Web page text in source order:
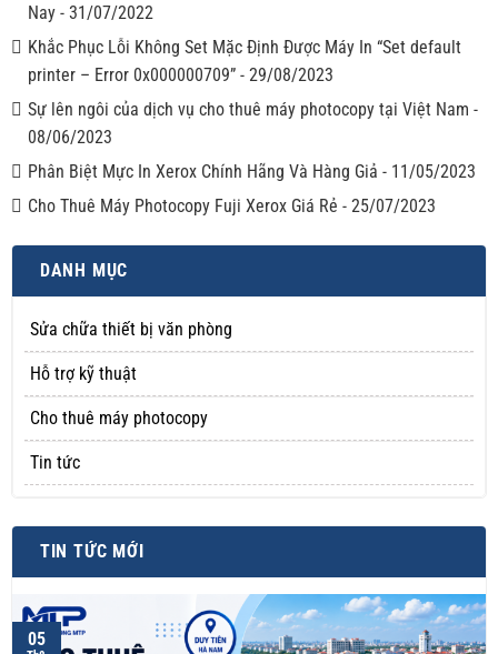
DANH MỤC
Sửa chữa thiết bị văn phòng
Hỗ trợ kỹ thuật
Cho thuê máy photocopy
Tin tức
TIN TỨC MỚI
05
Nay- 31/07/2022
Khắc Phục Lỗi Không Set Mặc Định Được Máy In “Set default
printer – Error 0x000000709”- 29/08/2023
Sự lên ngôi của dịch vụ cho thuê máy photocopy tại Việt Nam -
08/06/2023
Phân Biệt Mực In Xerox Chính Hãng Và Hàng Giả - 11/05/2023
Cho Thuê Máy Photocopy Fuji Xerox Giá Rẻ - 25/07/2023